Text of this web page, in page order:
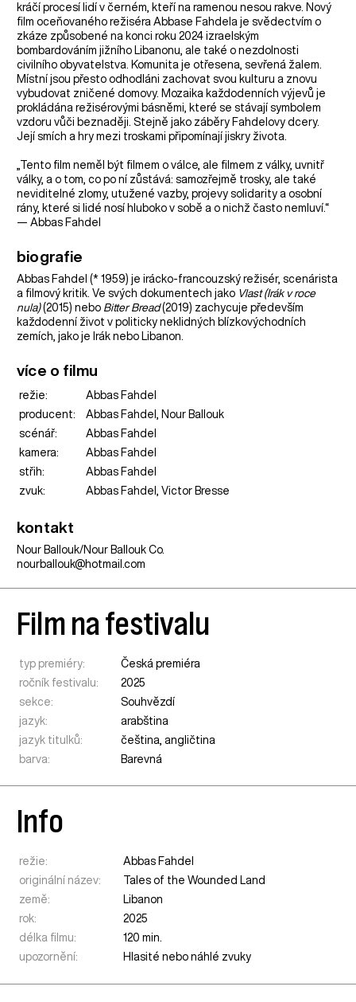
kráčí procesí lidí v černém, kteří na ramenou nesou rakve. Nový
film oceňovaného režiséra Abbase Fahdela je svědectvím o
zkáze způsobené na konci roku 2024 izraelským
bombardováním jižního Libanonu, ale také o nezdolnosti
civilního obyvatelstva. Komunita je otřesena, sevřená žalem.
Místní jsou přesto odhodláni zachovat svou kulturu a znovu
vybudovat zničené domovy. Mozaika každodenních výjevů je
prokládána režisérovými básněmi, které se stávají symbolem
vzdoru vůči beznaději. Stejně jako záběry Fahdelovy dcery.
Její smích a hry mezi troskami připomínají jiskry života.
„Tento film neměl být filmem o válce, ale filmem z války, uvnitř
války, a o tom, co po ní zůstává: samozřejmě trosky, ale také
neviditelné zlomy, utužené vazby, projevy solidarity a osobní
rány, které si lidé nosí hluboko v sobě a o nichž často nemluví.“
— Abbas Fahdel
biografie
Abbas Fahdel (* 1959) je irácko-francouzský režisér, scenárista
a filmový kritik. Ve svých dokumentech jako Vlast (Irák v roce
nula)(2015) nebo Bitter Bread(2019) zachycuje především
každodenní život v politicky neklidných blízkovýchodních
zemích, jako je Irák nebo Libanon.
více o filmu
režie:
Abbas Fahdel
producent:
Abbas Fahdel, Nour Ballouk
scénář:
Abbas Fahdel
kamera:
Abbas Fahdel
střih:
Abbas Fahdel
zvuk:
Abbas Fahdel, Victor Bresse
kontakt
Nour Ballouk/Nour Ballouk Co.
nourballouk@hotmail.com
Film na festivalu
typ premiéry:
Česká premiéra
ročník festivalu:
2025
sekce:
Souhvězdí
jazyk:
arabština
jazyk titulků:
čeština, angličtina
barva:
Barevná
Info
režie:
Abbas Fahdel
originální název:
Tales of the Wounded Land
země:
Libanon
rok:
2025
délka filmu:
120 min.
upozornění:
Hlasité nebo náhlé zvuky